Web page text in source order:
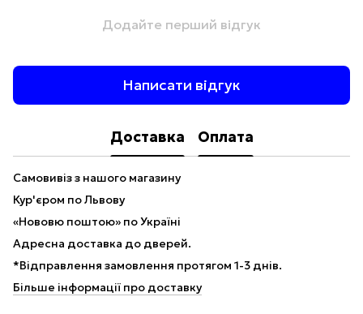
Додайте перший відгук
Написати відгук
Доставка Оплата
Самовивіз з нашого магазину
Кур'єром по Львову
«Нововю поштою» по Україні
Адресна доставка до дверей.
*Відправлення замовлення протягом 1-3 днів.
Більше інформації про доставку